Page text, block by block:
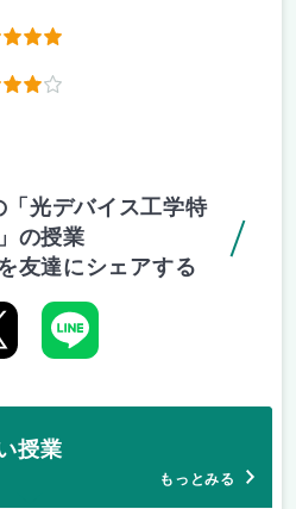
「光デバイス工学特
の授業
友達にシェアする
授業
もっとみる